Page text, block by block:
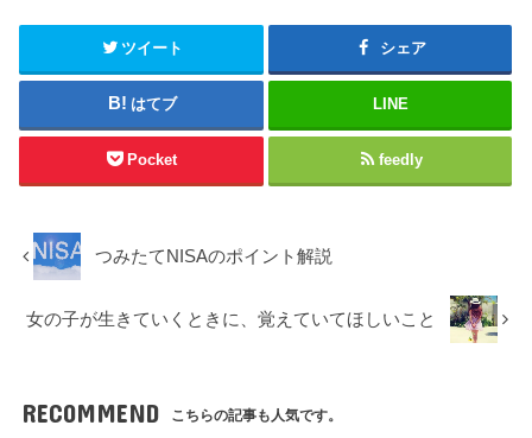
ツイート シェア
はてブ LINE
Pocket feedly
つみたてNISAのポイント解説
女の子が生きていくときに、覚えていてほしいこと
RECOMMEND こちらの記事も人気です。